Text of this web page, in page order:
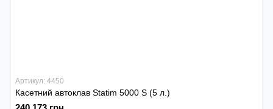
Артикул: 4450
Касетний автоклав Statim 5000 S (5 л.)